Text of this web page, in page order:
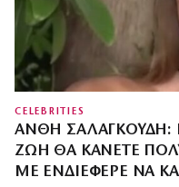
CELEBRITIES
ΑΝΘΉ ΣΑΛΑΓΚΟΎΔΗ:
ΖΩΉ ΘΑ ΚΆΝΕΤΕ
ΜΕ ΕΝΔΙΈΦΕΡΕ ΝΑ